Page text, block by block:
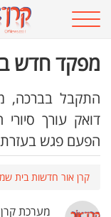
מפקד חדש
התקבל
דואק עורך
הפעם פגש
קרן אור חדשות בית
מערכת